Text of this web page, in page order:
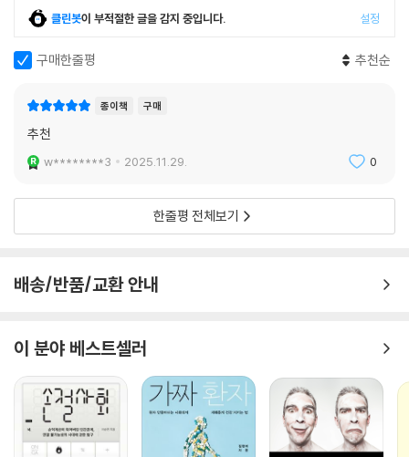
프·이탈리아 조르자 멜로니·한국의 윤석열 등 반페미니즘 반젠더를 무기
로 휘두르는 우파 정당과 정권을 들 수 있다. 나아가 생물학적 성별 구분을
고집하며 페미니즘의 이름으로 트랜스를 혐오하는 J. K. 롤링, 홀리 로퍼드
sionary Radical Feminist, TERF)와 ‘젠더 비판적 페미니즘’ 연구자들
도 빼놓을 수 없다.
러한 환상으로 인해 실제 위험에 처한 이들은 젠더를 옹호하는 사람들이
다. 교육에서의 젠더 검열은 다양한 몸, 다양한 욕망을 지닌 청소년들이 스
한다. 여성의 재생산권이 국가가 결정할 사안이 되고, 젠더를 결정하는 일
에 대한 반대와 혐오의 목소리가 높아진 현상을 우파 집단의 두려움 때문
이라고 진단하고 이 두려움의 실체를 해부하며, 반젠더 운동이 국가주의와
권력에 대한 예속을 강화한다고 비판한다. 이어, 트랜스인 사람, 퀴어한 사
람, 페미니스트, 게이·레즈비언인 사람, 이주민 등 자신이 원하는 모습과
방식으로 살아갈 권리를 박탈당하고 부당하게 공격받는 이들의 삶은 물론,
클린봇이 부적절한 글을 감지 중입니다. 설정
구매한줄평 추천순
종이책 구매
추천
w********3 2025.11.29. 0
한줄평 전체보기
배송/반품/교환 안내
이 분야 베스트셀러